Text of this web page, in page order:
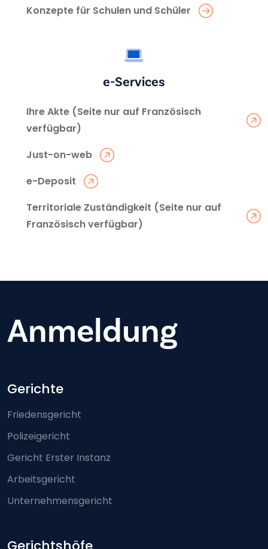
Konzepte für Schulen und Schüler
e-Services
Ihre Akte (Seite nur auf Französisch
verfügbar)
Just-on-web
e-Deposit
Territoriale Zuständigkeit (Seite nur auf
Französisch verfügbar)
Anmeldung
Footer-menu
Gerichte
Friedensgericht
Polizeigericht
Gericht Erster Instanz
Arbeitsgericht
Unternehmensgericht